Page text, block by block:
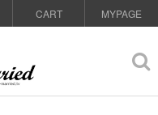
CART MYPAGE